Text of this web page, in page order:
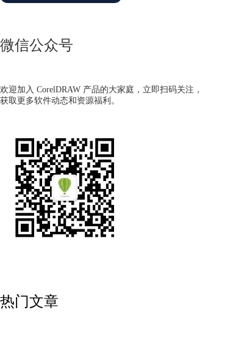
微信公众号
欢迎加入 CorelDRAW 产品的大家庭，立即扫码关注，
获取更多软件动态和资源福利。
热门文章